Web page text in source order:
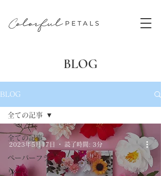
​BLOG
BLOG
全ての記事
ペーパーフラ
ワー
全ての記事
2023年5月17日 読了時間: 3分